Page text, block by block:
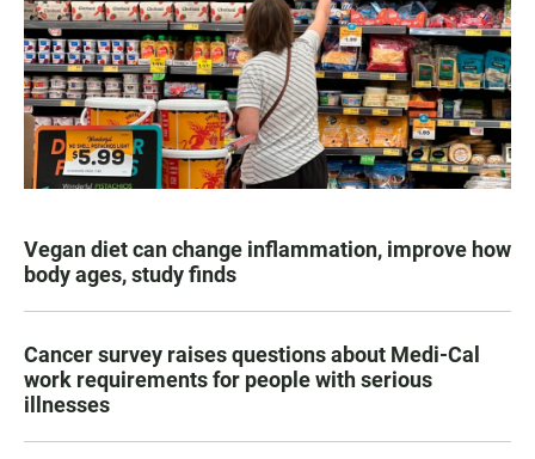
Vegan diet can change inflammation, improve how
body ages, study finds
Cancer survey raises questions about Medi-Cal
work requirements for people with serious
illnesses